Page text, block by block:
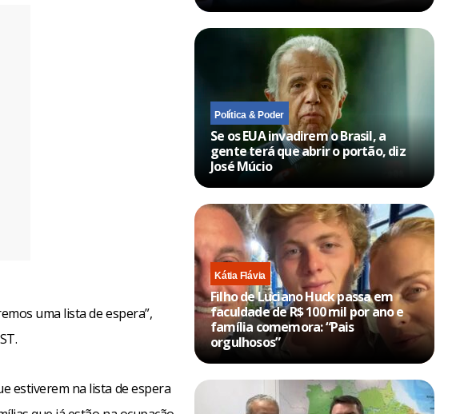
uma lista de espera”,
estiverem na lista de espera
Política & Poder
Se os EUA invadirem o Brasil, a
gente terá que abrir o portão, diz
José Múcio
Kátia Flávia
Filho de Luciano Huck passa em
faculdade de R$ 100 mil por ano e
família comemora: “Pais
orgulhosos”